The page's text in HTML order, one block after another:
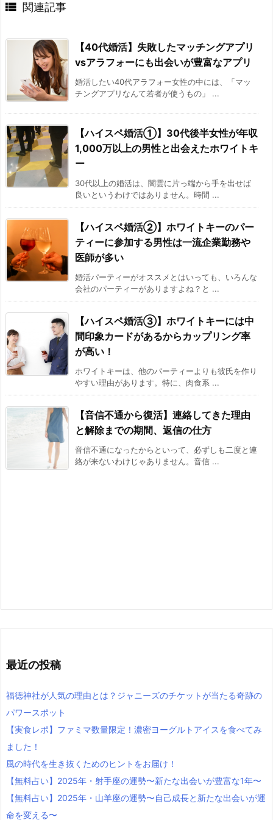
 関連記事
【40代婚活】失敗したマッチングアプリ
vsアラフォーにも出会いが豊富なアプリ
婚活したい40代アラフォー女性の中には、「マッ
チングアプリなんて若者が使うもの」 ...
【ハイスペ婚活①】30代後半女性が年収
1,000万以上の男性と出会えたホワイトキ
ー
30代以上の婚活は、闇雲に片っ端から手を出せば
良いというわけではありません。時間 ...
【ハイスペ婚活②】ホワイトキーのパー
ティーに参加する男性は一流企業勤務や
医師が多い
婚活パーティーがオススメとはいっても、いろんな
会社のパーティーがありますよね？と ...
【ハイスペ婚活③】ホワイトキーには中
間印象カードがあるからカップリング率
が高い！
ホワイトキーは、他のパーティーよりも彼氏を作り
やすい理由があります。特に、肉食系 ...
【音信不通から復活】連絡してきた理由
と解除までの期間、返信の仕方
音信不通になったからといって、必ずしも二度と連
絡が来ないわけじゃありません。音信 ...
最近の投稿
福徳神社が人気の理由とは？ジャニーズのチケットが当たる奇跡の
パワースポット
【実食レポ】ファミマ数量限定！濃密ヨーグルトアイスを食べてみ
ました！
風の時代を生き抜くためのヒントをお届け！
【無料占い】2025年・射手座の運勢〜新たな出会いが豊富な1年〜
【無料占い】2025年・山羊座の運勢〜自己成長と新たな出会いが運
命を変える〜